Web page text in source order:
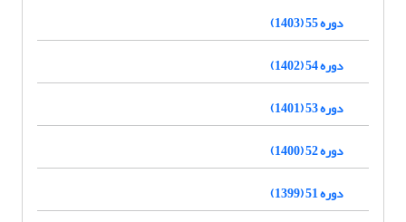
دوره 55 (1403)
دوره 54 (1402)
دوره 53 (1401)
دوره 52 (1400)
دوره 51 (1399)